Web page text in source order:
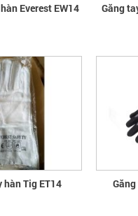
Everest EW14
Găng
hàn Tig ET14